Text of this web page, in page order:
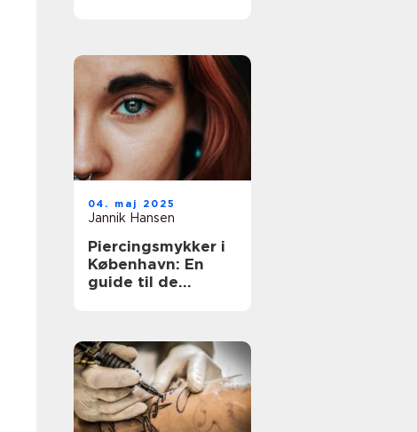
04. maj 2025
Jannik Hansen
Piercingsmykker i
København: En
guide til de